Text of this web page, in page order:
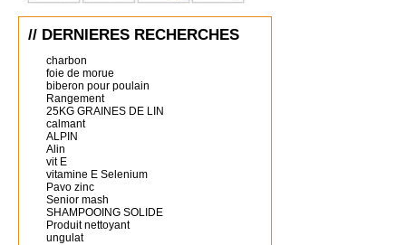
// DERNIERES RECHERCHES
charbon
foie de morue
biberon pour poulain
Rangement
25KG GRAINES DE LIN
calmant
ALPIN
Alin
vit E
vitamine E Selenium
Pavo zinc
Senior mash
SHAMPOOING SOLIDE
Produit nettoyant
ungulat